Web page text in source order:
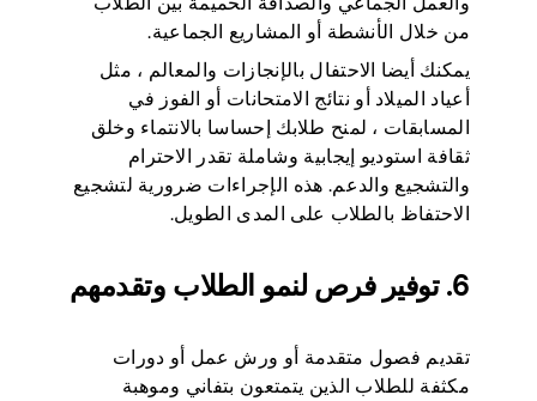
من خلال الأنشطة أو المشاريع الجماعية.
يمكنك أيضا الاحتفال بالإنجازات والمعالم ، مثل
أعياد الميلاد أو نتائج الامتحانات أو الفوز في
المسابقات ، لمنح طلابك إحساسا بالانتماء وخلق
ثقافة استوديو إيجابية وشاملة تقدر الاحترام
والتشجيع والدعم. هذه الإجراءات ضرورية لتشجيع
الاحتفاظ بالطلاب على المدى الطويل.
6. توفير فرص لنمو الطلاب وتقدمهم
تقديم فصول متقدمة أو ورش عمل أو دورات
مكثفة للطلاب الذين يتمتعون بتفاني وموهبة